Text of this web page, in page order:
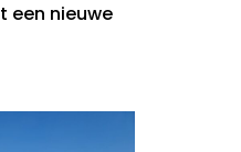
een nieuwe